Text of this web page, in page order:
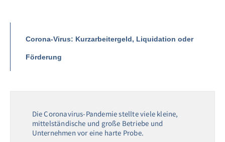
Corona-Virus: Kurzarbeitergeld, Liquidation oder
Förderung
Die Coronavirus-Pandemie stellte viele kleine,
mittelständische und große Betriebe und
Unternehmen vor eine harte Probe.